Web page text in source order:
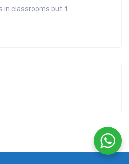
in classrooms but it